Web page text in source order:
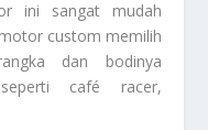
ini sangat mudah
custom memilih
dan bodinya
café racer,